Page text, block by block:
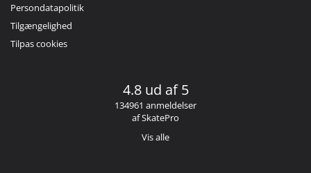
Persondatapolitik
Tilgængelighed
Tilpas cookies
4.8 ud af 5
134961 anmeldelser
af SkatePro
Vis alle